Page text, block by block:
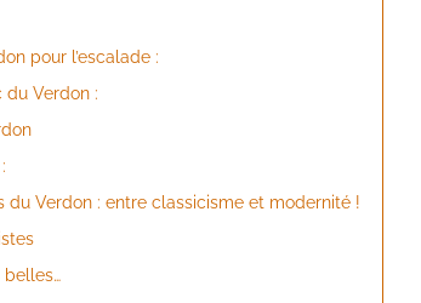
pour l’escalade :
du Verdon :
Verdon : entre classicisme et modernité !
belles…